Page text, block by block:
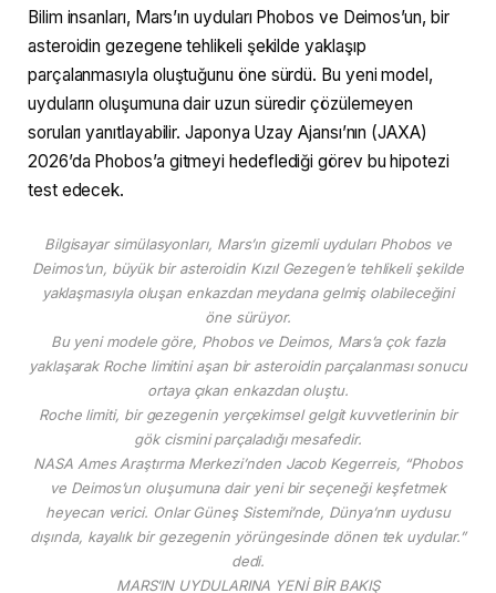
Bilim insanları, Mars’ın uyduları Phobos ve Deimos’un, bir
asteroidin gezegene tehlikeli şekilde yaklaşıp
parçalanmasıyla oluştuğunu öne sürdü. Bu yeni model,
uyduların oluşumuna dair uzun süredir çözülemeyen
soruları yanıtlayabilir. Japonya Uzay Ajansı’nın (JAXA)
2026’da Phobos’a gitmeyi hedeflediği görev bu hipotezi
test edecek.
Bilgisayar simülasyonları, Mars’ın gizemli uyduları Phobos ve
Deimos’un, büyük bir asteroidin Kızıl Gezegen’e tehlikeli şekilde
yaklaşmasıyla oluşan enkazdan meydana gelmiş olabileceğini
öne sürüyor.
Bu yeni modele göre, Phobos ve Deimos, Mars’a çok fazla
yaklaşarak Roche limitini aşan bir asteroidin parçalanması sonucu
ortaya çıkan enkazdan oluştu.
Roche limiti, bir gezegenin yerçekimsel gelgit kuvvetlerinin bir
gök cismini parçaladığı mesafedir.
NASA Ames Araştırma Merkezi’nden Jacob Kegerreis, “Phobos
ve Deimos’un oluşumuna dair yeni bir seçeneği keşfetmek
heyecan verici. Onlar Güneş Sistemi’nde, Dünya’nın uydusu
dışında, kayalık bir gezegenin yörüngesinde dönen tek uydular.”
dedi.
MARS’IN UYDULARINA YENİ BİR BAKIŞ